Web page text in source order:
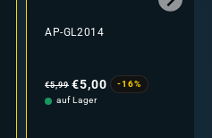
AP-GL2014
Preis
€5,99 €5,00
-16%
auf Lager